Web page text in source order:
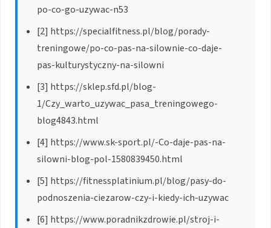
po-co-go-uzywac-n53
[2] https://specialfitness.pl/blog/porady-
treningowe/po-co-pas-na-silownie-co-daje-
pas-kulturystyczny-na-silowni
[3] https://sklep.sfd.pl/blog-
1/Czy_warto_uzywac_pasa_treningowego-
blog4843.html
[4] https://www.sk-sport.pl/-Co-daje-pas-na-
silowni-blog-pol-1580839450.html
[5] https://fitnessplatinium.pl/blog/pasy-do-
podnoszenia-ciezarow-czy-i-kiedy-ich-uzywac
[6] https://www.poradnikzdrowie.pl/stroj-i-